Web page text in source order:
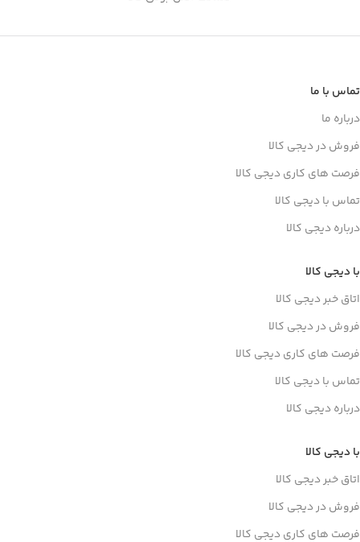
تماس با ما
درباره ما
فروش در دیجی کالا
فرصت های کاری دیجی کالا
تماس با دیجی کالا
درباره دیجی کالا
با دیجی کالا
اتاق خبر دیجی کالا
فروش در دیجی کالا
فرصت های کاری دیجی کالا
تماس با دیجی کالا
درباره دیجی کالا
با دیجی کالا
اتاق خبر دیجی کالا
فروش در دیجی کالا
فرصت های کاری دیجی کالا